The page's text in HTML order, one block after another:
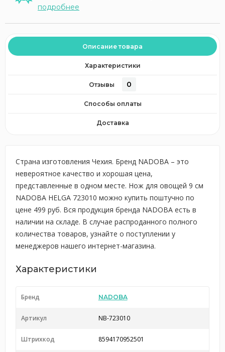
подробнее
Описание товара
Характеристики
Отзывы 0
Способы оплаты
Доставка
Страна изготовления Чехия. Бренд NADOBA – это
невероятное качество и хорошая цена,
представленные в одном месте. Нож для овощей 9 см
NADOBA HELGA 723010 можно купить поштучно по
цене 499 руб. Вся продукция бренда NADOBA есть в
наличии на складе. В случае распроданного полного
количества товаров, узнайте о поступлении у
менеджеров нашего интернет-магазина.
Характеристики
Бренд NADOBA
Артикул NB-723010
Штрихкод 8594170952501